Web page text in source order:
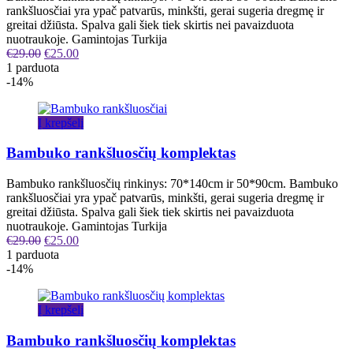
rankšluosčiai yra ypač patvarūs, minkšti, gerai sugeria dregmę ir
greitai džiūsta. Spalva gali šiek tiek skirtis nei pavaizduota
nuotraukoje. Gamintojas Turkija
€29.00 €25.00
1 parduota
-14%
Į krepšelį
Bambuko rankšluosčių komplektas
Bambuko rankšluosčių rinkinys: 70*140cm ir 50*90cm. Bambuko
rankšluosčiai yra ypač patvarūs, minkšti, gerai sugeria dregmę ir
greitai džiūsta. Spalva gali šiek tiek skirtis nei pavaizduota
nuotraukoje. Gamintojas Turkija
€29.00 €25.00
1 parduota
-14%
Į krepšelį
Bambuko rankšluosčių komplektas